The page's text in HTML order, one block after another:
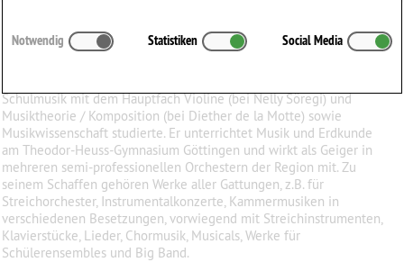
Kleinert
∗ 29.11.1957 inHamburg, Deutschland
Schulmusik mit dem Hauptfach Violine (bei Nelly Söregi) und
Musiktheorie / Komposition (bei Diether de la Motte) sowie
Musikwissenschaft studierte. Er unterrichtet Musik und Erdkunde
am Theodor-Heuss-Gymnasium Göttingen und wirkt als Geiger in
mehreren semi-professionellen Orchestern der Region mit. Zu
seinem Schaffen gehören Werke aller Gattungen, z.B. für
Streichorchester, Instrumentalkonzerte, Kammermusiken in
verschiedenen Besetzungen, vorwiegend mit Streichinstrumenten,
Klavierstücke, Lieder, Chormusik, Musicals, Werke für
Schülerensembles und Big Band.
Notwendig Statistiken Social Media